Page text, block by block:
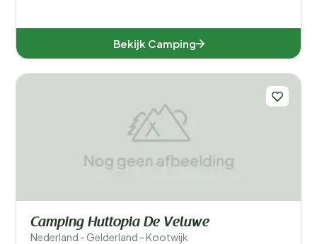
Bekijk Camping
Camping Huttopia De Veluwe
Nederland - Gelderland - Kootwijk